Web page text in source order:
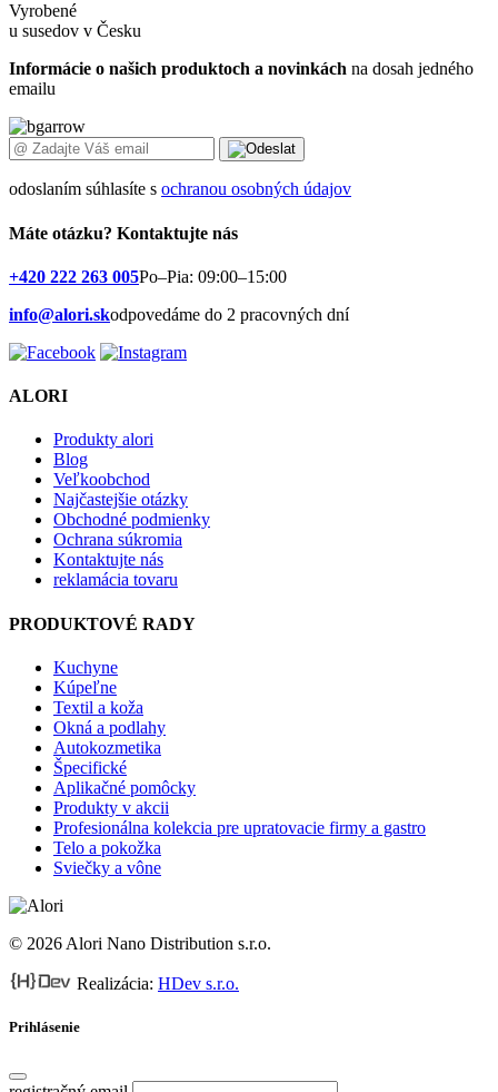
Vyrobené
u susedov v Česku
Informácie o našich produktoch a novinkách na dosah jedného
emailu
odoslaním súhlasíte s ochranou osobných údajov
Máte otázku? Kontaktujte nás
+420 222 263 005Po–Pia: 09:00–15:00
info@alori.skodpovedáme do 2 pracovných dní
ALORI
Produkty alori
Blog
Veľkoobchod
Najčastejšie otázky
Obchodné podmienky
Ochrana súkromia
Kontaktujte nás
reklamácia tovaru
PRODUKTOVÉ RADY
Kuchyne
Kúpeľne
Textil a koža
Okná a podlahy
Autokozmetika
Špecifické
Aplikačné pomôcky
Produkty v akcii
Profesionálna kolekcia pre upratovacie firmy a gastro
Telo a pokožka
Sviečky a vône
© 2026 Alori Nano Distribution s.r.o.
Realizácia: HDev s.r.o.
Prihlásenie